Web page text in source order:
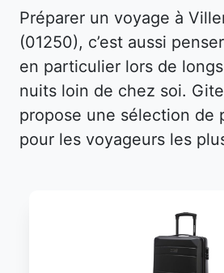
Préparer un voyage à
(01250), c’est aussi
en particulier lors de
nuits loin de chez soi.
propose une sélection de
pour les voyageurs les